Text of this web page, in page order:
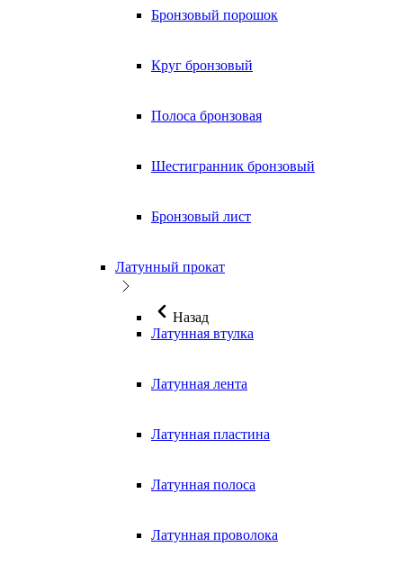
Бронзовый порошок
Круг бронзовый
Полоса бронзовая
Шестигранник бронзовый
Бронзовый лист
Латунный прокат
Назад
Латунная втулка
Латунная лента
Латунная пластина
Латунная полоса
Латунная проволока